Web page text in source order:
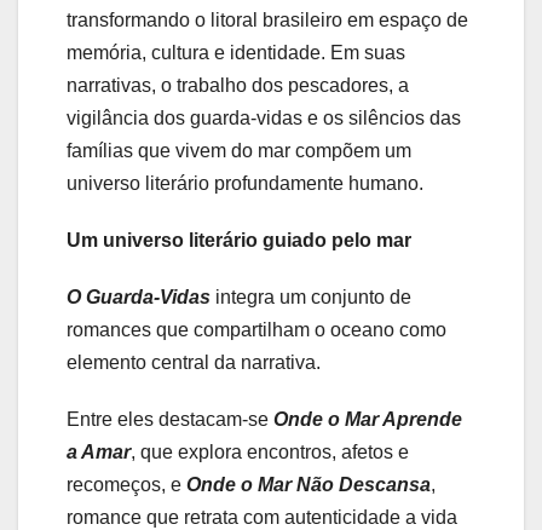
transformando o litoral brasileiro em espaço de
memória, cultura e identidade. Em suas
narrativas, o trabalho dos pescadores, a
vigilância dos guarda-vidas e os silêncios das
famílias que vivem do mar compõem um
universo literário profundamente humano.
Um universo literário guiado pelo mar
O Guarda-Vidas integra um conjunto de
romances que compartilham o oceano como
elemento central da narrativa.
Entre eles destacam-se Onde o Mar Aprende
a Amar, que explora encontros, afetos e
recomeços, e Onde o Mar Não Descansa,
romance que retrata com autenticidade a vida